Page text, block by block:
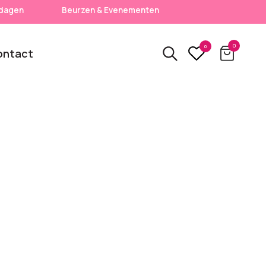
Beurzen & Evenementen
0 0